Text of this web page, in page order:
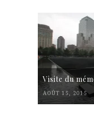
Visite du
AOÛT 15, 2015